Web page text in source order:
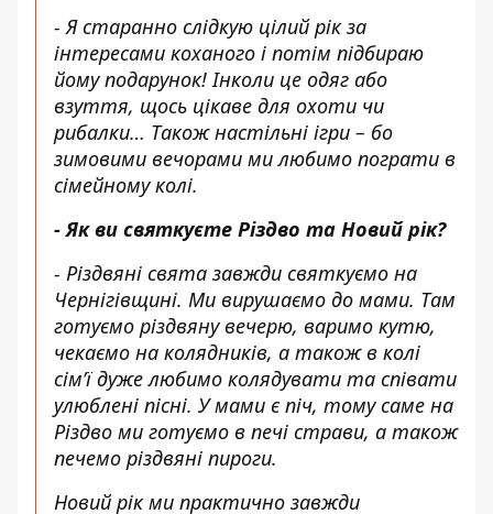
- Я старанно слідкую цілий рік за
інтересами коханого і потім підбираю
йому подарунок! Інколи це одяг або
взуття, щось цікаве для охоти чи
рибалки… Також настільні ігри – бо
зимовими вечорами ми любимо пограти в
сімейному колі.
- Як ви святкуєте Різдво та Новий рік?
- Різдвяні свята завжди святкуємо на
Чернігівщині. Ми вирушаємо до мами. Там
готуємо різдвяну вечерю, варимо кутю,
чекаємо на колядників, а також в колі
сімʼї дуже любимо колядувати та співати
улюблені пісні. У мами є піч, тому саме на
Різдво ми готуємо в печі страви, а також
печемо різдвяні пироги.
Новий рік ми практично завжди